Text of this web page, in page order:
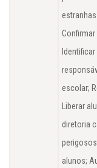
escolar;
Liberar
diretoria
alunos;